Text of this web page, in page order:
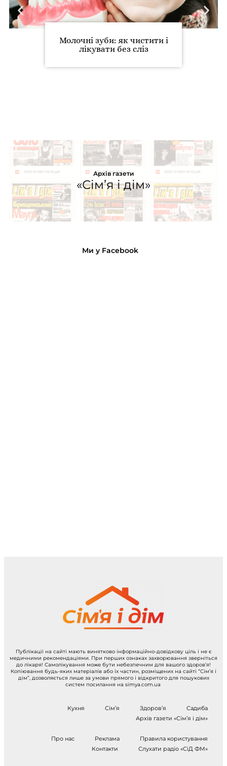
Молочні зуби: як чистити і
лікувати без сліз
Архів газети
«Сім’я і дім»
Ми у Facebook
Публікації на сайті мають винятково інформаційно-довідкову ціль і не є
медичними рекомендаціями. При перших ознаках захворювання зверніться
до лікаря! Самолікування може бути небезпечним для вашого здоров’я!
Копіювання будь-яких матеріалів або їх частин, розміщених на сайті “Сім’я і
дім”, дозволяється лише за умови прямого і відкритого для пошукових
систем посилання на simya.com.ua
Кухня Сім’я Здоров’я
Садиба
Архів газети «Сім’я і дім»
Про нас Реклама
Правила користування
Контакти
Слухати радіо «СіД ФМ»